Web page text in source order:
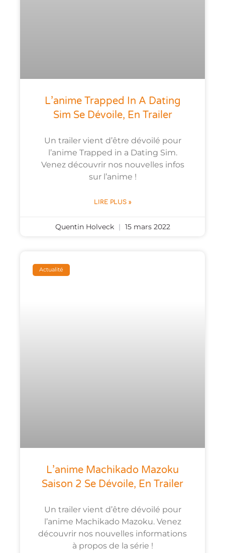
L’anime Trapped In A Dating
Sim Se Dévoile, En Trailer
Un trailer vient d’être dévoilé pour
l’anime Trapped in a Dating Sim.
Venez découvrir nos nouvelles infos
sur l’anime !
LIRE PLUS »
Quentin Holveck 15 mars 2022
Actualité
L’anime Machikado Mazoku
Saison 2 Se Dévoile, En Trailer
Un trailer vient d’être dévoilé pour
l’anime Machikado Mazoku. Venez
découvrir nos nouvelles informations
à propos de la série !